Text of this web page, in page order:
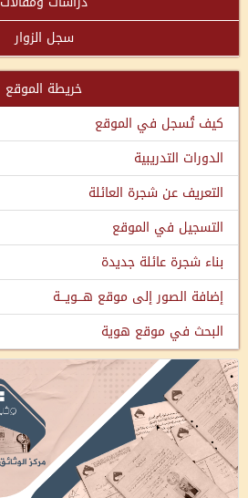
سجل الزوار
خريطة الموقع
كيف تُسجل في الموقع
الدورات التدريبية
التعريف عن شجرة العائلة
التسجيل في الموقع
بناء شجرة عائلة جديدة
إضافة الصور إلى موقع هـــويـــة
البحث في موقع هوية